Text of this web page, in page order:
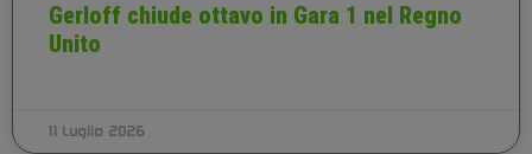
Gerloff chiude ottavo in Gara 1 nel Regno
Unito
11 Luglio 2026